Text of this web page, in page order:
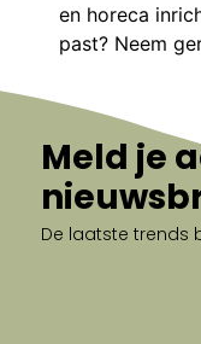
en horeca
past? Neem
Meld je
De laatste trends